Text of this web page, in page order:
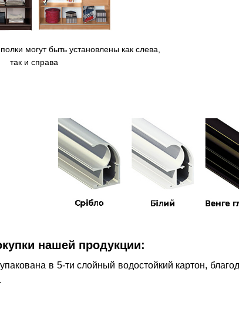
могут быть установлены как слева,
так и справа
нашей продукции:
в 5-ти слойный водостойкий картон,